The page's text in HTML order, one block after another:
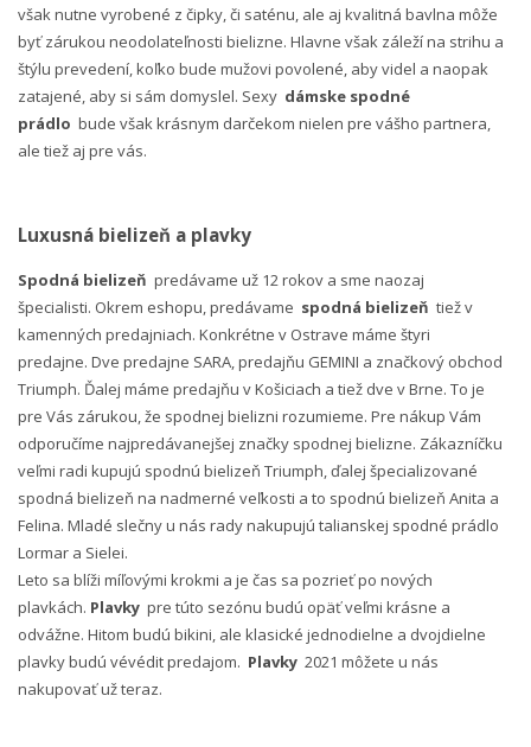
však nutne vyrobené z čipky, či saténu, ale aj kvalitná bavlna môže
byť zárukou neodolateľnosti bielizne. Hlavne však záleží na strihu a
štýlu prevedení, koľko bude mužovi povolené, aby videl a naopak
zatajené, aby si sám domyslel. Sexy dámske spodné
prádlo bude však krásnym darčekom nielen pre vášho partnera,
ale tiež aj pre vás.
Luxusná bielizeň a plavky
Spodná bielizeň predávame už 12 rokov a sme naozaj
špecialisti. Okrem eshopu, predávame spodná bielizeň tiež v
kamenných predajniach. Konkrétne v Ostrave máme štyri
predajne. Dve predajne SARA, predajňu GEMINI a značkový obchod
Triumph. Ďalej máme predajňu v Košiciach a tiež dve v Brne. To je
pre Vás zárukou, že spodnej bielizni rozumieme. Pre nákup Vám
odporučíme najpredávanejšej značky spodnej bielizne. Zákazníčku
veľmi radi kupujú spodnú bielizeň Triumph, ďalej špecializované
spodná bielizeň na nadmerné veľkosti a to spodnú bielizeň Anita a
Felina. Mladé slečny u nás rady nakupujú talianskej spodné prádlo
Lormar a Sielei.
Leto sa blíži míľovými krokmi a je čas sa pozrieť po nových
plavkách. Plavky pre túto sezónu budú opäť veľmi krásne a
odvážne. Hitom budú bikini, ale klasické jednodielne a dvojdielne
plavky budú vévédit predajom. Plavky 2021 môžete u nás
nakupovať už teraz.